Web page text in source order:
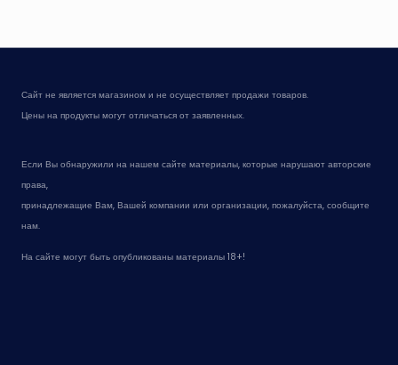
Сайт не является магазином и не осуществляет продажи товаров.
Цены на продукты могут отличаться от заявленных.
Если Вы обнаружили на нашем сайте материалы, которые нарушают авторские
права,
принадлежащие Вам, Вашей компании или организации, пожалуйста, сообщите
нам.
На сайте могут быть опубликованы материалы 18+!